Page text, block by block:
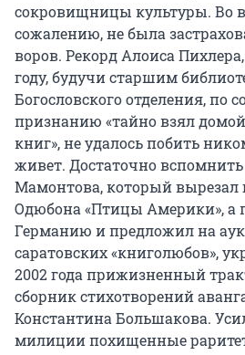
сокровищницы культуры. Во
сожалению, не была
воров. Рекорд Алоиса
году, будучи старшим
Богословского отделения, по
признанию «тайно взял домой
книг», не удалось побить
живет. Достаточно
Мамонтова, который вырезал
Одюбона «Птицы Америки», а
Германию и предложил на
саратовских «книголюбов»,
2002 года прижизненный
сборник стихотворений
Константина Большакова.
милиции похищенные